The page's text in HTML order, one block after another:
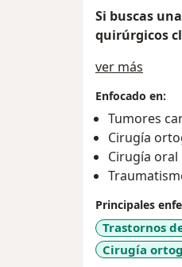
Si buscas
quirúrgicos
ver más
Enfocado en:
Tumores
Cirugía
Cirugía oral
Principales
Trastornos
Cirugía